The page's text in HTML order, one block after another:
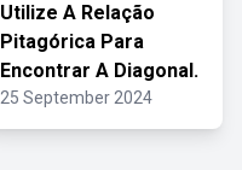
Utilize A Relação
Pitagórica Para
Encontrar A Diagonal.
25 September 2024